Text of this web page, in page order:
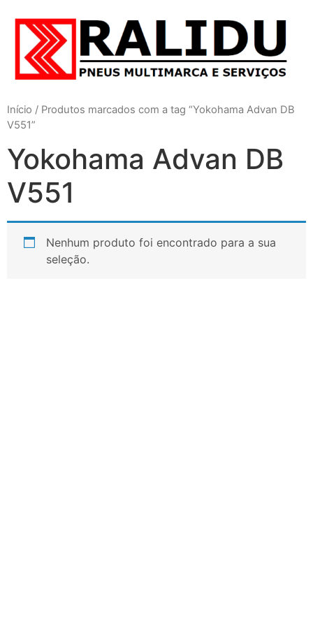
Início / Produtos marcados com a tag “Yokohama Advan DB
V551”
Yokohama Advan DB
V551
Nenhum produto foi encontrado para a sua
seleção.